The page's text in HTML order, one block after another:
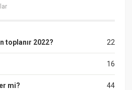
22
toplanır 2022?
16
44
mi?